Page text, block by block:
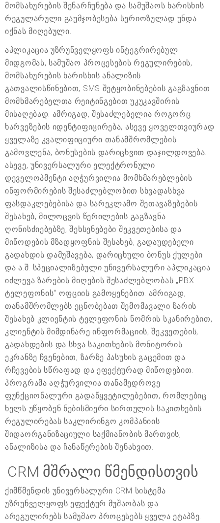
მომსახურების შენარჩუნება და სამუშაოს ხარისხის
რეგულარული გაუმჯობესება სერიოზულად უნდა
იქნას მიღებული.
აპლიკაცია უზრუნველყოფს ინტეგრირებულ
მიდგომას, სამუშაო პროცესების რეგულირების,
მომსახურების ხარისხის ანალიზის
გათვალისწინებით, SMS შეტყობინებების გაგზავნით
მომხმარებელთა რეიტინგებით უკუკავშირის
მისაღებად. ამრიგად, შესაძლებელია როგორც
ხარვეზების იდენტიფიცირება, ასევე ყოველთვიურად
ყველაზე კვალიფიციური თანამშრომლების
გამოვლენა, ბონუსების დარიცხვით დაჯილდოვება.
ასევე, უნივერსალური ელექტრონული
დეველოპმენტი აღჭურვილია მომხმარებლების
ინფორმირების შესაძლებლობით სხვადასხვა
ფასდაკლებებისა და სარეკლამო შეთავაზებების
შესახებ, მილოცვის წერილების გაგზავნა
ღონისძიებებზე, შეხსენებები შეკვეთებისა და
მიწოდების მზადყოფნის შესახებ, გადაუდებელი
გადახდის დამუშავება, დარიცხული ბონუს ქულები
და ა.შ. სპეციალიზებული უნივერსალური აპლიკაცია
იძლევა ზარების მიღების შესაძლებლობას „PBX
ტელეფონის“ ოფციის გამოყენებით. ამრიგად,
თანამშრომლებს ეცნობებათ შემომავალი ზარის
შესახებ კლიენტის ტელეფონის ნომრის სკანირებით,
კლიენტის მიმდინარე ინფორმაციის, შეკვეთების,
გადახდების და სხვა საკითხების მონიტორის
ეკრანზე ჩვენებით, ზარზე პასუხის გაცემით და
რჩევების სწრაფად და ეფექტურად მიწოდებით.
პროგრამა აღჭურვილია თანამედროვე
ფუნქციონალური გადაწყვეტილებებით, რომლებიც
ხელს უწყობენ ნებისმიერი სირთულის საკითხების
რეგულირებას საკლირინგო კომპანიის
შიდაორგანიზაციული საქმიანობის მართვის,
ანალიზისა და ჩანაწერების შენახვით.
CRM მშრალი წმენდისთვის
ქიმწმენდის უნივერსალური CRM სისტემა
უზრუნველყოფს ეფექტურ მუშაობას და
არეგულირებს სამუშაო პროცესებს ყველა ეტაპზე.